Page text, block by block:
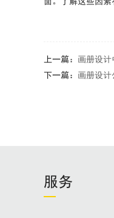
上一篇： 画册设计
下一篇： 画册设计
服务